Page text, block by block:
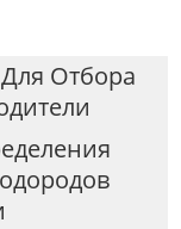
Отбора